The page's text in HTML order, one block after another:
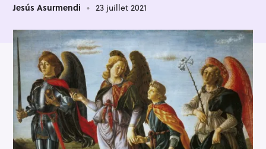
Jesús Asurmendi 23 juillet 2021